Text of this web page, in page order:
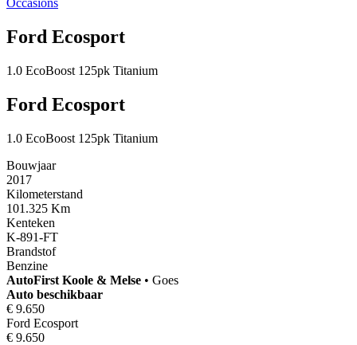
Occasions
Ford Ecosport
1.0 EcoBoost 125pk Titanium
Ford Ecosport
1.0 EcoBoost 125pk Titanium
Bouwjaar
2017
Kilometerstand
101.325 Km
Kenteken
K-891-FT
Brandstof
Benzine
AutoFirst Koole & Melse • Goes
Auto beschikbaar
€ 9.650
Ford Ecosport
€ 9.650